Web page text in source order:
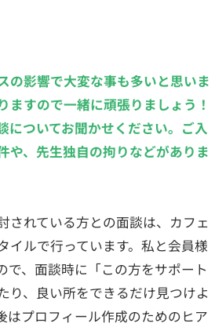
影響で大変な事も多いと思いま
ますので一緒に頑張りましょう！
についてお聞かせください。ご入
や、先生独自の拘りなどがありま
されている方との面談は、カフェ
イルで行っています。私と会員様
で、面談時に「この方をサポート
り、良い所をできるだけ見つけよ
はプロフィール作成のためのヒア